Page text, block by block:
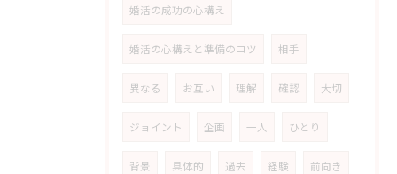
婚活の成功の心構え
婚活の心構えと準備のコツ 相手
異なる お互い 理解 確認 大切
ジョイント 企画 一人 ひとり
背景 具体的 過去 経験 前向き